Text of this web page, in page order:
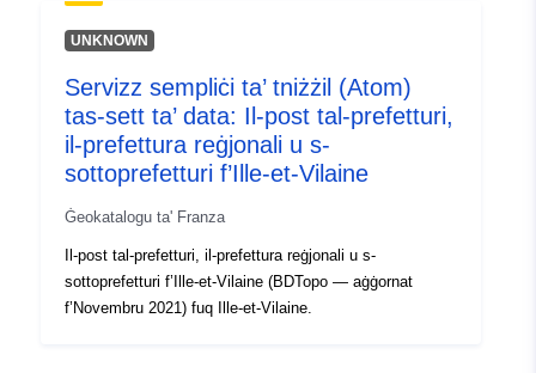
UNKNOWN
Servizz sempliċi ta’ tniżżil (Atom)
tas-sett ta’ data: Il-post tal-prefetturi,
il-prefettura reġjonali u s-
sottoprefetturi f’Ille-et-Vilaine
Ġeokatalogu ta' Franza
Il-post tal-prefetturi, il-prefettura reġjonali u s-
sottoprefetturi f’Ille-et-Vilaine (BDTopo — aġġornat
f’Novembru 2021) fuq Ille-et-Vilaine.